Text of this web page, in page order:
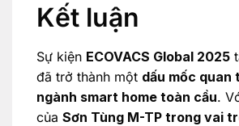
Kết luận
Sự kiện ECOVACS Global 2025
đã trở thành một dấu mốc quan
ngành smart home toàn cầu.
của Sơn Tùng M-TP trong vai